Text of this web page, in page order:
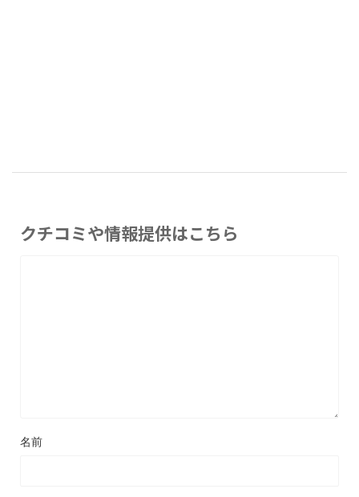
クチコミや情報提供はこちら
名前